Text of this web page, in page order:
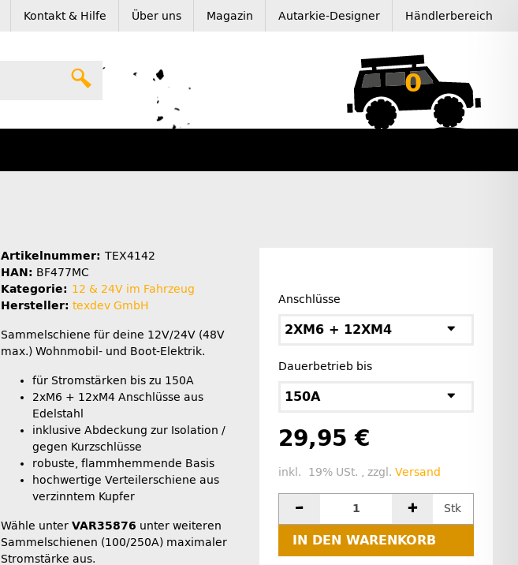
Kontakt & Hilfe Über uns Magazin Autarkie-Designer Händlerbereich
0
Artikelnummer: TEX4142
HAN: BF477MC
Kategorie: 12 & 24V im Fahrzeug
Hersteller: texdev GmbH
Sammelschiene für deine 12V/24V (48V
max.) Wohnmobil- und Boot-Elektrik.
für Stromstärken bis zu 150A
2xM6 + 12xM4 Anschlüsse aus
Edelstahl
inklusive Abdeckung zur Isolation /
gegen Kurzschlüsse
robuste, flammhemmende Basis
hochwertige Verteilerschiene aus
verzinntem Kupfer
Wähle unter VAR35876 unter weiteren
Sammelschienen (100/250A) maximaler
Stromstärke aus.
Anschlüsse
2XM6 + 12XM4
Dauerbetrieb bis
150A
29,95 €
inkl. 19% USt. , zzgl. Versand
Stk
IN DEN WARENKORB